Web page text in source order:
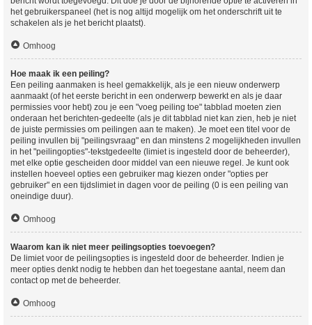
het gebruikerspaneel (het is nog altijd mogelijk om het onderschrift uit te
schakelen als je het bericht plaatst).
Omhoog
Hoe maak ik een peiling?
Een peiling aanmaken is heel gemakkelijk, als je een nieuw onderwerp
aanmaakt (of het eerste bericht in een onderwerp bewerkt en als je daar
permissies voor hebt) zou je een "voeg peiling toe" tabblad moeten zien
onderaan het berichten-gedeelte (als je dit tabblad niet kan zien, heb je niet
de juiste permissies om peilingen aan te maken). Je moet een titel voor de
peiling invullen bij "peilingsvraag" en dan minstens 2 mogelijkheden invullen
in het "peilingopties"-tekstgedeelte (limiet is ingesteld door de beheerder),
met elke optie gescheiden door middel van een nieuwe regel. Je kunt ook
instellen hoeveel opties een gebruiker mag kiezen onder "opties per
gebruiker" en een tijdslimiet in dagen voor de peiling (0 is een peiling van
oneindige duur).
Omhoog
Waarom kan ik niet meer peilingsopties toevoegen?
De limiet voor de peilingsopties is ingesteld door de beheerder. Indien je
meer opties denkt nodig te hebben dan het toegestane aantal, neem dan
contact op met de beheerder.
Omhoog